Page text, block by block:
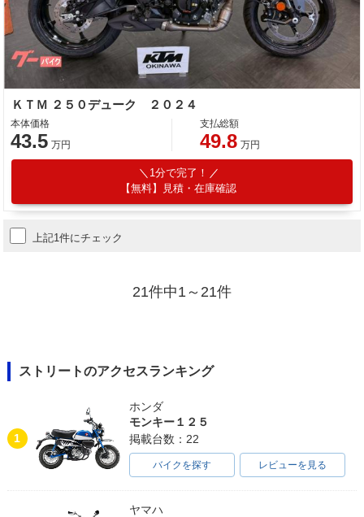
ＫＴＭ ２５０デューク ２０２４
本体価格
43.5 万円
支払総額
49.8 万円
1分で完了！
【無料】見積・在庫確認
上記1件にチェック
21件中1～21件
ストリートのアクセスランキング
1
ホンダ
モンキー１２５
掲載台数：22
バイクを探す レビューを見る
ヤマハ